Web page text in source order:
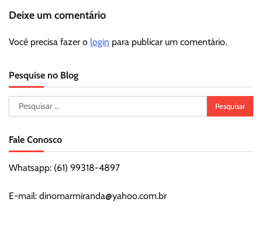
Deixe um comentário
Você precisa fazer o login para publicar um comentário.
Pesquise no Blog
Pesquisar
por:
Fale Conosco
Whatsapp: (61) 99318-4897
E-mail: dinomarmiranda@yahoo.com.br